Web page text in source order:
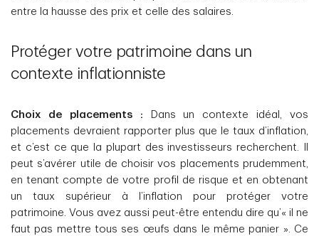
entre la hausse des prix et celle des salaires.
Protéger votre patrimoine dans un
contexte inflationniste
Choix de placements : Dans un contexte idéal, vos
placements devraient rapporter plus que le taux d’inflation,
et c’est ce que la plupart des investisseurs recherchent. Il
peut s’avérer utile de choisir vos placements prudemment,
en tenant compte de votre profil de risque et en obtenant
un taux supérieur à l’inflation pour protéger votre
patrimoine. Vous avez aussi peut-être entendu dire qu’« il ne
faut pas mettre tous ses œufs dans le même panier ». Ce